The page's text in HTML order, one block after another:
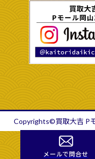
Copyrights©買取大吉 P
メールで問合せ